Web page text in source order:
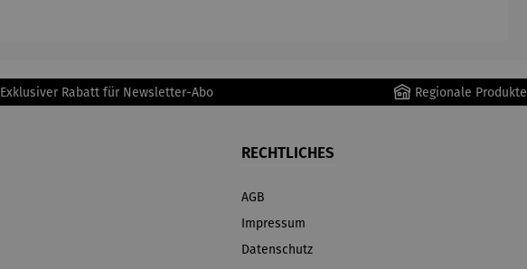
Metallges
Exklusiver Rabatt für Newsletter-Abo Regionale Produkte
RECHTLICHES
AGB
Impressum
Datenschutz